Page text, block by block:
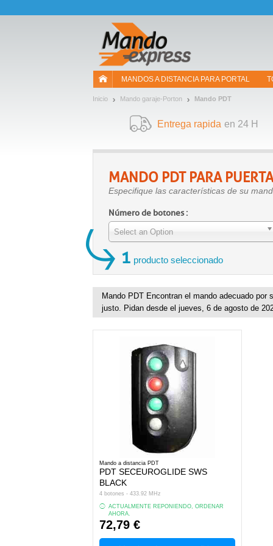
MANDOS A DISTANCIA PARA PORTAL
Inicio Mando garaje-Porton Mando PDT
Entrega rapida en 24 H
MANDO PDTPARA
Especifique las características de su
Número de botones :
Select an Option
1 producto seleccionado
Mando PDT Encontran el mando adecuado
justo. Pidan desde el jueves, 6 de agosto de
Mando a distancia PDT
PDT SECEUROGLIDE SWS
BLACK
4 botones - 433.92 MHz
ACTUALMENTE REPONIENDO, ORDENAR
AHORA.
72,79 €